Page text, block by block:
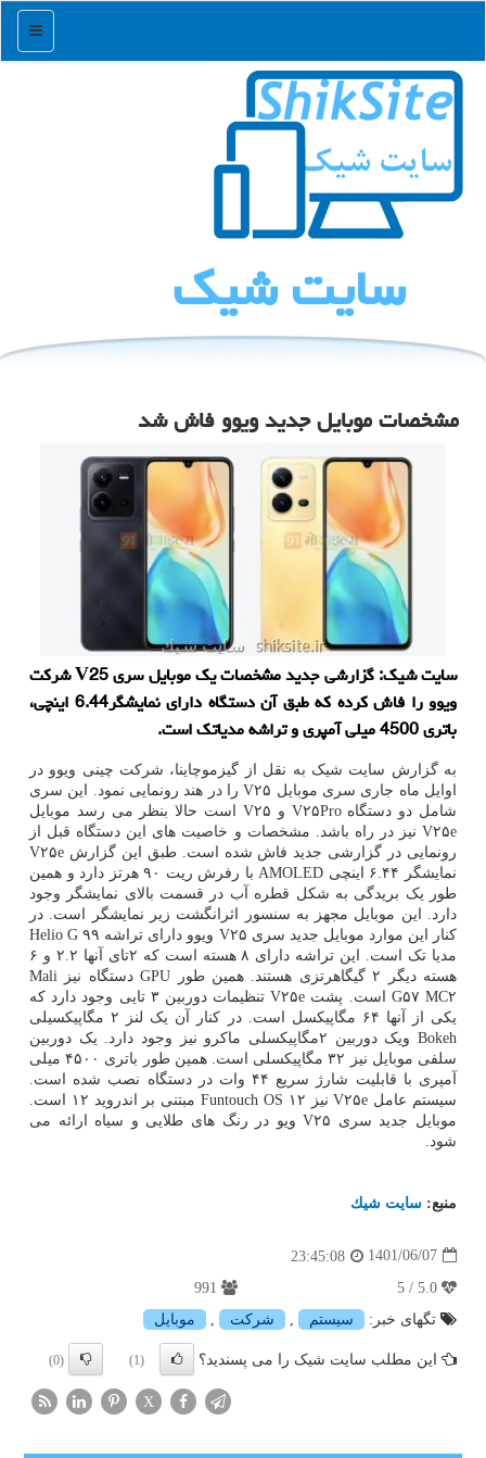
منو
سایت شیك
مشخصات موبایل جدید ویوو فاش شد
سایت شیک: گزارشی جدید مشخصات یک موبایل سری V25 شرکت
ویوو را فاش کرده که طبق آن دستگاه دارای نمایشگر6.44 اینچی،
باتری 4500 میلی آمپری و تراشه مدیاتک است.
به گزارش سایت شیک به نقل از گیزموچاینا، شرکت چینی ویوو در
اوایل ماه جاری سری موبایل V۲۵ را در هند رونمایی نمود. این سری
شامل دو دستگاه V۲۵Pro و V۲۵ است حالا بنظر می رسد موبایل
V۲۵e نیز در راه باشد. مشخصات و خاصیت های این دستگاه قبل از
رونمایی در گزارشی جدید فاش شده است. طبق این گزارش V۲۵e
نمایشگر ۶.۴۴ اینچی AMOLED با رفرش ریت ۹۰ هرتز دارد و همین
طور یک بریدگی به شکل قطره آب در قسمت بالای نمایشگر وجود
دارد. این موبایل مجهز به سنسور اثرانگشت زیر نمایشگر است. در
کنار این موارد موبایل جدید سری V۲۵ ویوو دارای تراشه Helio G ۹۹
مدیا تک است. این تراشه دارای ۸ هسته است که ۲تای آنها ۲.۲ و ۶
هسته دیگر ۲ گیگاهرتزی هستند. همین طور GPU دستگاه نیز Mali
G۵۷ MC۲ است. پشت V۲۵e تنظیمات دوربین ۳ تایی وجود دارد که
یکی از آنها ۶۴ مگاپیکسل است. در کنار آن یک لنز ۲ مگاپیکسیلی
Bokeh ویک دوربین ۲مگاپیکسلی ماکرو نیز وجود دارد. یک دوربین
سلفی موبایل نیز ۳۲ مگاپیکسلی است. همین طور باتری ۴۵۰۰ میلی
آمپری با قابلیت شارژ سریع ۴۴ وات در دستگاه نصب شده است.
سیستم عامل V۲۵e نیز Funtouch OS ۱۲ مبتنی بر اندروید ۱۲ است.
موبایل جدید سری V۲۵ ویو در رنگ های طلایی و سیاه ارائه می
شود.
منبع: سایت شیك
1401/06/07
23:45:08
تگهای خبر:
سیستم , شركت , موبایل
این مطلب سایت شیک را می پسندید؟ (1)
(0)
X